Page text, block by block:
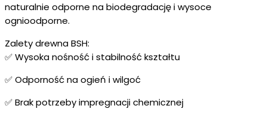
naturalnie odporne na biodegradację i wysoce
ognioodporne.
Zalety drewna BSH:
✅ Wysoka nośność i stabilność kształtu
✅ Odporność na ogień i wilgoć
✅ Brak potrzeby impregnacji chemicznej